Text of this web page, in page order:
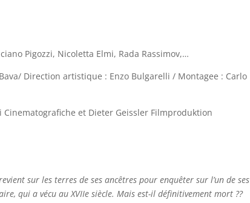
Pigozzi, Nicoletta Elmi, Rada Rassimov,…
Direction artistique : Enzo Bulgarelli / Montagee : Carlo
et Dieter Geissler Filmproduktion
sur les terres de ses ancêtres pour enquêter sur l’un de ses
qui a vécu au XVIIe siècle. Mais est-il définitivement mort ??